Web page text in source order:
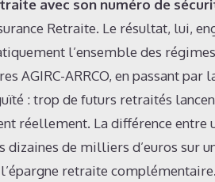
avec son numéro de
Retraite. Le résultat, lui,
l’ensemble des
AGIRC-ARRCO, en passant
: trop de futurs retraités
réellement. La différence
de milliers d’euros sur
retraite complémentaire.